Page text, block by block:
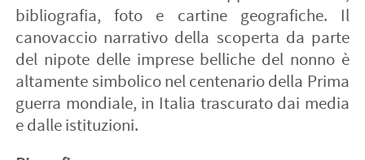
bibliografia, foto e cartine geografiche. Il
canovaccio narrativo della scoperta da parte
del nipote delle imprese belliche del nonno è
altamente simbolico nel centenario della Prima
guerra mondiale, in Italia trascurato dai media
e dalle istituzioni.